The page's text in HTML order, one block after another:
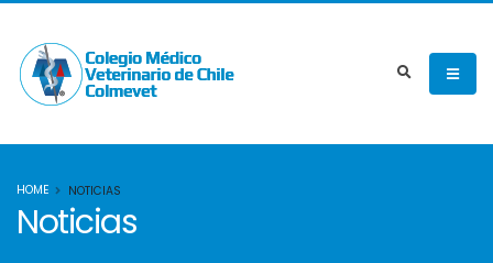
HOME NOTICIAS
Noticias